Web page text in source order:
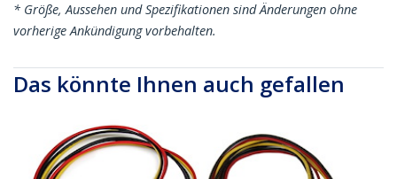
* Größe, Aussehen und Spezifikationen sind Änderungen ohne
vorherige Ankündigung vorbehalten.
Das könnte Ihnen auch gefallen